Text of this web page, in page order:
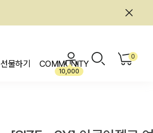
선물하기 COMMUNITY
10,000
0